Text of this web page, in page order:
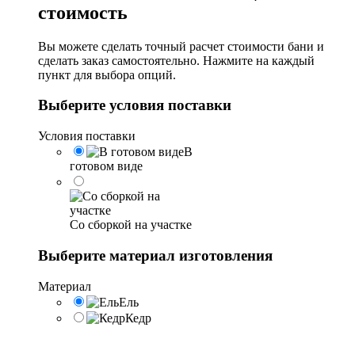
стоимость
Вы можете сделать точный расчет стоимости бани и
сделать заказ самостоятельно. Нажмите на каждый
пункт для выбора опций.
Выберите условия поставки
Условия поставки
В
готовом виде
Со сборкой на участке
Выберите материал изготовления
Материал
Ель
Кедр